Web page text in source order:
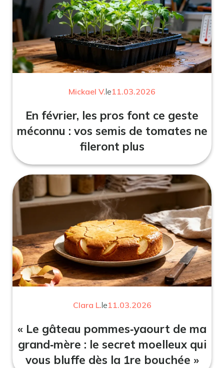
Mickael V.le11.03.2026
En février, les pros font ce geste
méconnu : vos semis de tomates ne
fileront plus
Clara L.le11.03.2026
« Le gâteau pommes‑yaourt de ma
grand‑mère : le secret moelleux qui
vous bluffe dès la 1re bouchée »